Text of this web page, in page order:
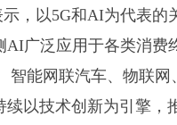
示，以5G和AI为代表的
AI广泛应用于各类消费
智能网联汽车、物联
续以技术创新为引擎，